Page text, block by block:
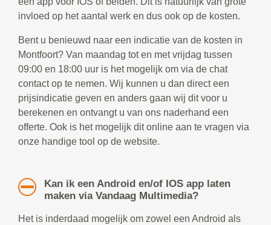
invloed op het aantal werk en dus ook op de kosten.
Bent u benieuwd naar een indicatie van de kosten in
Montfoort? Van maandag tot en met vrijdag tussen
09:00 en 18:00 uur is het mogelijk om via de chat
contact op te nemen. Wij kunnen u dan direct een
prijsindicatie geven en anders gaan wij dit voor u
berekenen en ontvangt u van ons naderhand een
offerte. Ook is het mogelijk dit online aan te vragen via
onze handige tool op de website.
Kan ik een Android en/of IOS app laten
maken via Vandaag Multimedia?
Het is inderdaad mogelijk om zowel een Android als